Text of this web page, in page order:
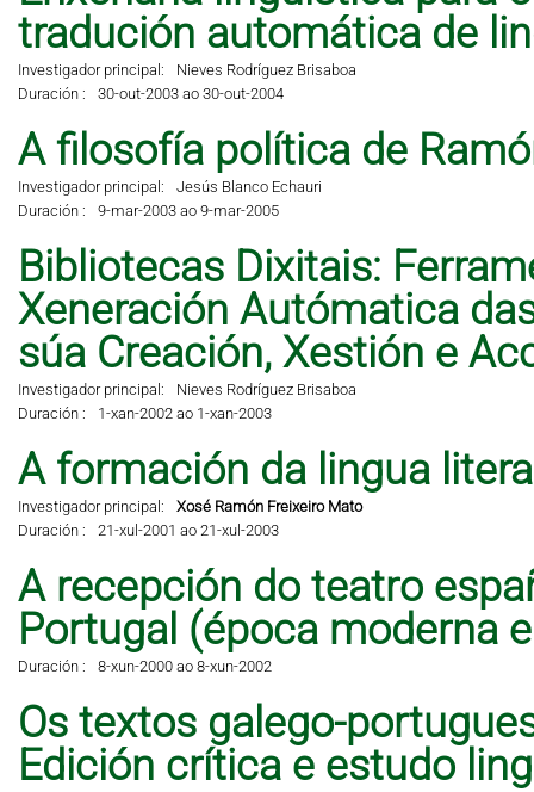
tradución automática de
Investigador principal:
Nieves Rodríguez Brisaboa
Duración :
30-out-2003 ao 30-out-2004
A filosofía política de
Investigador principal:
Jesús Blanco Echauri
Duración :
9-mar-2003 ao 9-mar-2005
Bibliotecas Dixitais:
Xeneración Autómatica
súa Creación, Xestión e
Investigador principal:
Nieves Rodríguez Brisaboa
Duración :
1-xan-2002 ao 1-xan-2003
A formación da lingua
Investigador principal:
Xosé Ramón Freixeiro Mato
Duración :
21-xul-2001 ao 21-xul-2003
A recepción do teatro
Portugal (época moderna
Duración : 8-xun-2000 ao 8-xun-2002
Os textos galego-
Edición crítica e estudo